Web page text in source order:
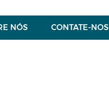
NÓS CONTATE-NOS